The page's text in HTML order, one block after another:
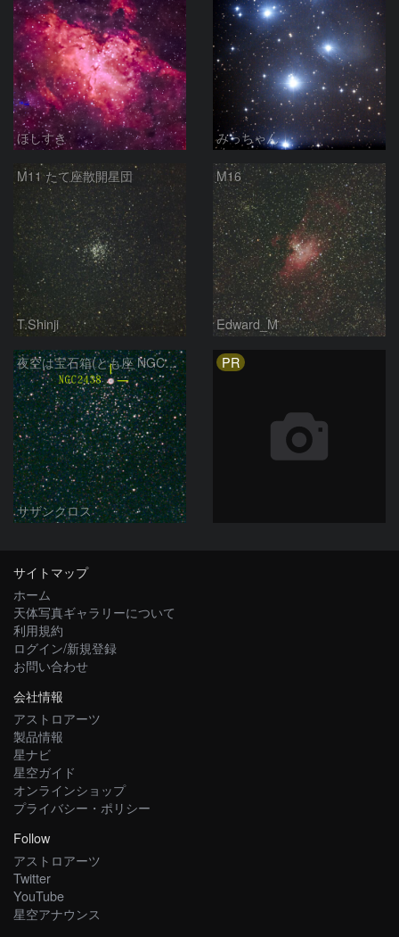
ほしすき みっちゃん
M11 たて座散開星団
T.Shinji
M16
Edward_M
夜空は宝石箱(とも座 NGC2438) Seestar50
サザンクロス
PR
サイトマップ
ホーム
天体写真ギャラリーについて
利用規約
ログイン/新規登録
お問い合わせ
会社情報
アストロアーツ
製品情報
星ナビ
星空ガイド
オンラインショップ
プライバシー・ポリシー
Follow
アストロアーツ
Twitter
YouTube
星空アナウンス